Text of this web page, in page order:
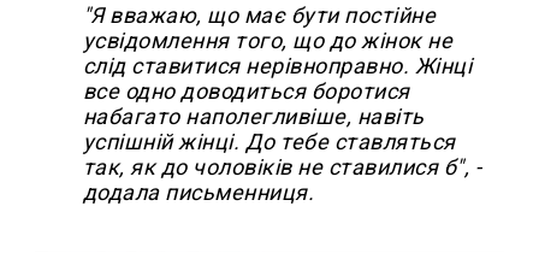
"Я вважаю, що має бути постійне
усвідомлення того, що до жінок не
слід ставитися нерівноправно. Жінці
все одно доводиться боротися
набагато наполегливіше, навіть
успішній жінці. До тебе ставляться
так, як до чоловіків не ставилися б", -
додала письменниця.